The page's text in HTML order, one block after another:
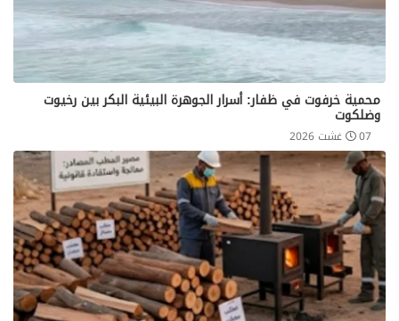
محمية خرفوت في ظفار: أسرار الجوهرة البيئية البكر بين رخيوت
وضلكوت
07 غشت 2026